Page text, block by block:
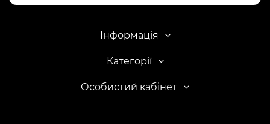
Інформація
Категорії
Особистий кабінет